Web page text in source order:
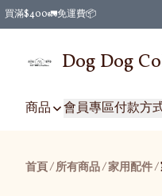
買滿$400🚛免運費📦
Dog Dog
商品 會員專區付款方
首頁/所有商品/家用配件/